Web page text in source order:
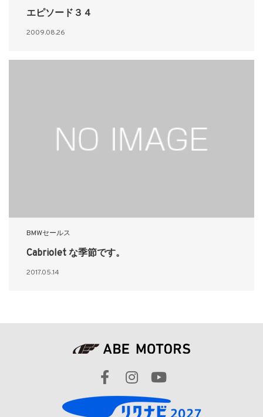
エピソード３４
2009.08.26
BMWセールス
Cabriolet な季節です。
2017.05.14